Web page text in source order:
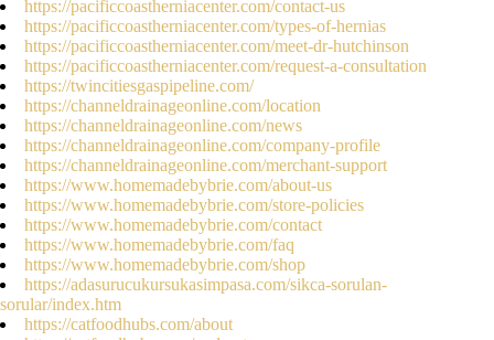
https://pacificcoastherniacenter.com/contact-us
https://pacificcoastherniacenter.com/types-of-hernias
https://pacificcoastherniacenter.com/meet-dr-hutchinson
https://pacificcoastherniacenter.com/request-a-consultation
https://twincitiesgaspipeline.com/
https://channeldrainageonline.com/location
https://channeldrainageonline.com/news
https://channeldrainageonline.com/company-profile
https://channeldrainageonline.com/merchant-support
https://www.homemadebybrie.com/about-us
https://www.homemadebybrie.com/store-policies
https://www.homemadebybrie.com/contact
https://www.homemadebybrie.com/faq
https://www.homemadebybrie.com/shop
https://adasurucukursukasimpasa.com/sikca-sorulan-
sorular/index.htm
https://catfoodhubs.com/about